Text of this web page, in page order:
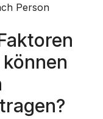
Person